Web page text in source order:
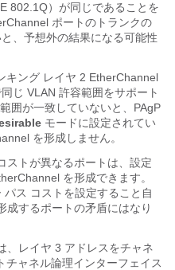
802.1Q）が同じであることを
ポートのトランクの
、予想外の結果になる可能性
キング レイヤ 2 EtherChannel
じ VLAN 許容範囲をサポート
囲が一致していないと、PAgP
モードに設定されてい
を形成しません。
ストが異なるポートは、設定
を形成できます。
ス コストを設定すること自
成するポートの矛盾にはなり
、レイヤ 3 アドレスをチャネ
チャネル論理インターフェイス